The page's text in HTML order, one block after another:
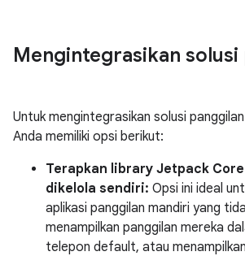
Mengintegrasikan solusi
Untuk mengintegrasikan solusi
Anda memiliki opsi berikut:
Terapkan library Jetpack
dikelola sendiri: Opsi ini ideal
aplikasi panggilan mandiri yang
menampilkan panggilan mereka
telepon default, atau